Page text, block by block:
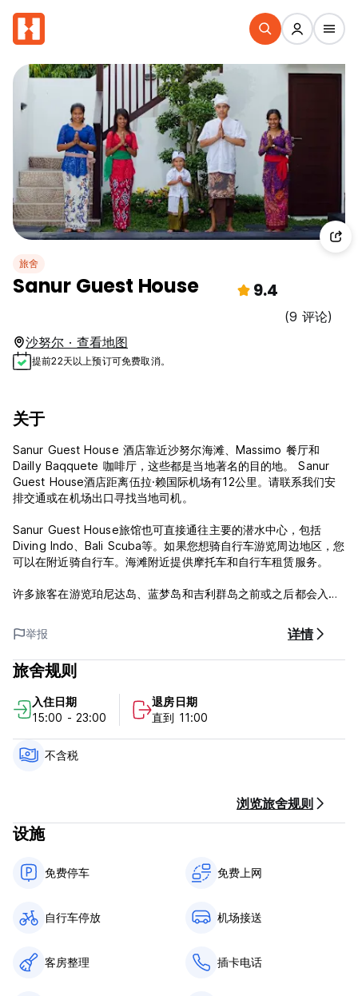
旅舍
Sanur Guest House 9.4
(9 评论)
沙努尔 · 查看地图
提前22天以上预订可免费取消。
关于
Sanur Guest House 酒店靠近沙努尔海滩、Massimo 餐厅和
Dailly Baqquete 咖啡厅，这些都是当地著名的目的地。 Sanur
Guest House酒店距离伍拉·赖国际机场有12公里。请联系我们安
排交通或在机场出口寻找当地司机。
Sanur Guest House旅馆也可直接通往主要的潜水中心，包括
Diving Indo、Bali Scuba等。如果您想骑自行车游览周边地区，您
可以在附近骑自行车。海滩附近提供摩托车和自行车租赁服务。
许多旅客在游览珀尼达岛、蓝梦岛和吉利群岛之前或之后都会入住
供免费接送服务。此外，此渡轮班车可轻松找到沙努尔宾馆 (Sanur
Guest House) 接送。
Sanur Guest House旅馆位于沙努尔（Sanur），距离海滩仅有7
Sanur海滩不到200米。我们共有 8 间客房，四卧室双人床和四卧
室双床房最多可容纳 16 人。每日工作人员可保持清洁并提供您可
能需要的帮助。
全，配有厨具、瓷器、玻璃器皿、叉子、勺子、燃烧器和烤面包
Diving Indo、Bali Scuba等。如果您想骑自行车探索周边地区，您
可以在附近骑自行车。海滩附近提供摩托车和自行车租赁服务。
总之，沙努尔宾馆是理想的短期或长期住宿选择。这是一个交通便
利的地区，没有繁忙的街道，使用 Gojek、Grab 或 Blue Bird 等
from original language)
举报 详情
旅舍规则
入住日期
15:00 - 23:00
退房日期
直到 11:00
不含税
浏览旅舍规则
设施
免费停车 免费上网
自行车停放 机场接送
客房整理 插卡电话